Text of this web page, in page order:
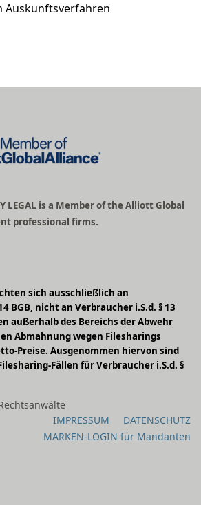
Auskunftsverfahren
LEGAL is a Member of the Alliott Global
professional firms.
sich ausschließlich an
BGB, nicht an Verbraucher i.S.d. § 13
außerhalb des Bereichs der Abwehr
Abmahnung wegen Filesharings
Preise. Ausgenommen hiervon sind
Fällen für Verbraucher i.S.d. §
IMPRESSUM
DATENSCHUTZ
MARKEN-LOGIN für Mandanten